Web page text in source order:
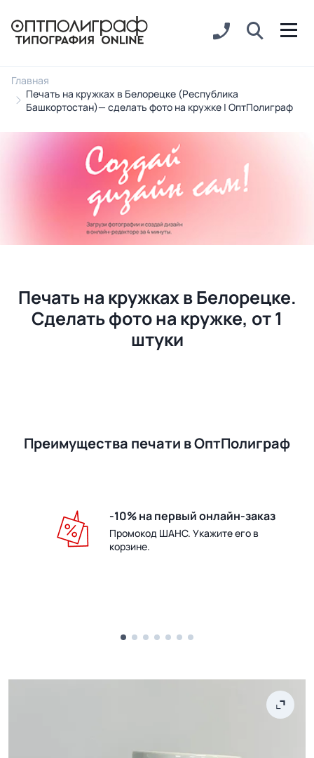
Главная
Печать на кружках в Белорецке (Республика
Башкортостан)— сделать фото на кружке | ОптПолиграф
Печать на кружках в Белорецке.
Сделать фото на кружке, от 1
штуки
Преимущества печати в ОптПолиграф
-10% на первый онлайн-заказ
Промокод ШАНС. Укажите его в
корзине.